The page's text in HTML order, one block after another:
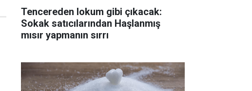
Tencereden lokum gibi çıkacak:
Sokak satıcılarından Haşlanmış
mısır yapmanın sırrı